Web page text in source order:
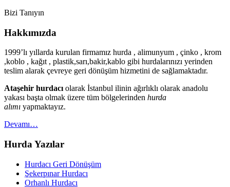
Bizi Tanıyın
Hakkımızda
1999’lı yıllarda kurulan firmamız hurda , alimunyum , çinko , krom
,koblo , kağıt , plastik,sarı,bakir,kablo gibi hurdalarınızı yerinden
teslim alarak çevreye geri dönüşüm hizmetini de sağlamaktadır.
Ataşehir hurdacı olarak İstanbul ilinin ağırlıklı olarak anadolu
yakası başta olmak üzere tüm bölgelerinden hurda
alımı yapmaktayız.
Devamı…
Hurda Yazılar
Hurdacı Geri Dönüşüm
Şekerpınar Hurdacı
Orhanlı Hurdacı